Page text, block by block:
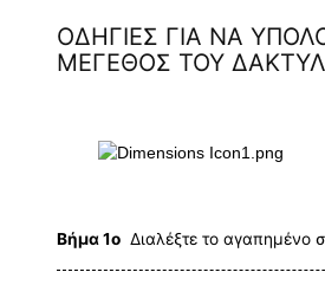
ΟΔΗΓΙΕΣ ΓΙΑ ΝΑ
ΜΕΓΕΘΟΣ ΤΟΥ
Βήμα 1ο Διαλέξτε το αγαπημένο